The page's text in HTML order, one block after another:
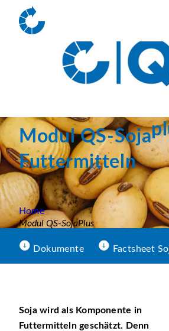
Modul QS-Soja
Futtermitteln
Home
Modul QS-SojaPlus
Dokumente Factsheet
Soja wird als Komponente in
Futtermitteln geschätzt. Denn